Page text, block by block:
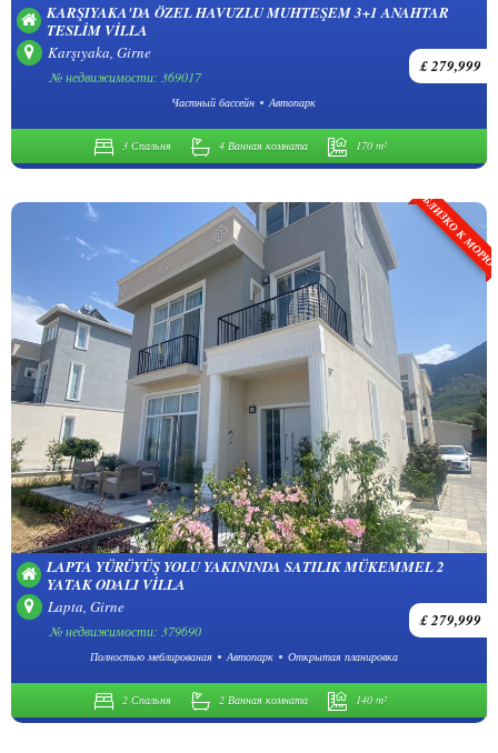
KARŞIYAKA'DA ÖZEL HAVUZLU MUHTEŞEM 3+1 ANAHTAR
TESLIM VILLA
Karşıyaka, Girne
£ 279,999
№ недвижимости: 369017
Частный бассейн Автопарк
3 Спальня 4 Ванная комната 170 m²
БЛИЗКО К МОРЮ
LAPTA YÜRÜYÜŞ YOLU YAKININDA SATILIK MÜKEMMEL 2
YATAK ODALI VILLA
Lapta, Girne
£ 279,999
№ недвижимости: 379690
Полностью меблированая Автопарк Открытая планировка
2 Спальня 2 Ванная комната 140 m²